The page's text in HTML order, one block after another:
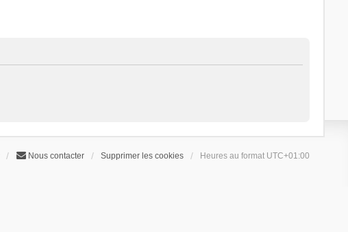
Nous contacter Supprimer les cookies Heures au format UTC+01:00